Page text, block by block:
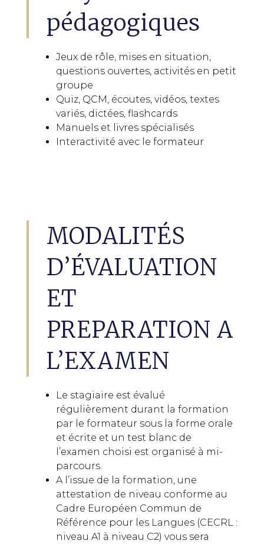
pédagogiques
Jeux de rôle, mises en situation,
questions ouvertes, activités en petit
groupe
Quiz, QCM, écoutes, vidéos, textes
variés, dictées, flashcards
Manuels et livres spécialisés
Interactivité avec le formateur
MODALITÉS
D’ÉVALUATION
ET
PREPARATION A
L’EXAMEN
Le stagiaire est évalué
régulièrement durant la formation
par le formateur sous la forme orale
et écrite et un test blanc de
l’examen choisi est organisé à mi-
parcours.
A l’issue de la formation, une
attestation de niveau conforme au
Cadre Européen Commun de
Référence pour les Langues (CECRL :
niveau A1 à niveau C2) vous sera